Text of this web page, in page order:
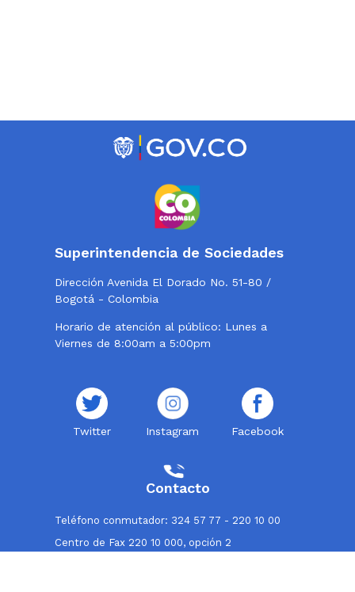
Superintendencia de Sociedades
Dirección Avenida El Dorado No. 51-80 /
Bogotá - Colombia
Horario de atención al público: Lunes a
Viernes de 8:00am a 5:00pm
Twitter Instagram Facebook
Contacto
Teléfono conmutador: 324 57 77 - 220 10 00
Centro de Fax 220 10 000, opción 2